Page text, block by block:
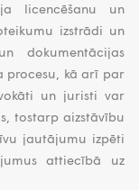
licencēšanu un
izstrādi un
dokumentācijas
procesu, kā arī par
un juristi var
tostarp aizstāvību
jautājumu izpēti
attiecībā uz